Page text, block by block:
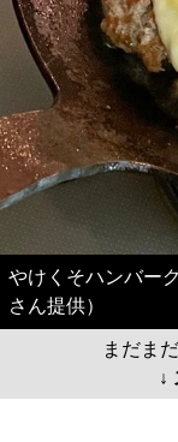
やけくそハンバー
さん提供）
まだま
↓